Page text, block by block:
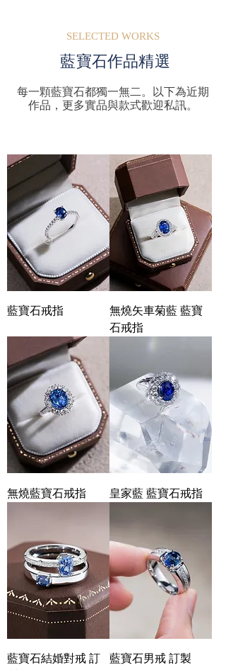
SELECTED WORKS
藍寶石作品精選
每一顆藍寶石都獨一無二。以下為近期
作品，更多實品與款式歡迎私訊。
藍寶石戒指
無燒矢車菊藍 藍寶
石戒指
無燒藍寶石戒指 皇家藍 藍寶石戒指
藍寶石結婚對戒 訂
藍寶石男戒 訂製